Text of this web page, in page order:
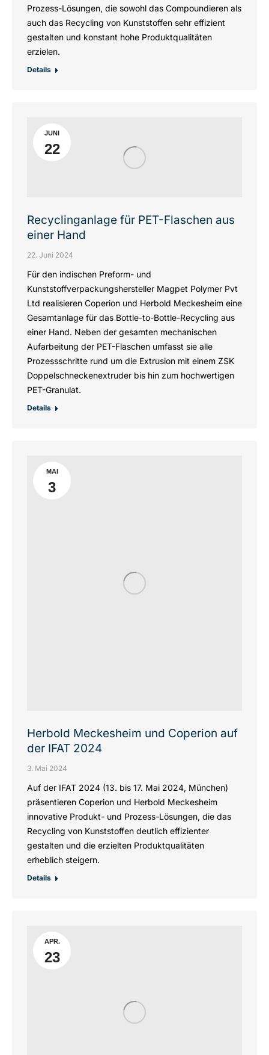
Prozess-Lösungen, die sowohl das Compoundieren als
auch das Recycling von Kunststoffen sehr effizient
gestalten und konstant hohe Produktqualitäten
erzielen.
Details
JUNI
22
Recyclinganlage für PET-Flaschen aus
einer Hand
22. Juni 2024
Für den indischen Preform- und
Kunststoffverpackungshersteller Magpet Polymer Pvt
Ltd realisieren Coperion und Herbold Meckesheim eine
Gesamtanlage für das Bottle-to-Bottle-Recycling aus
einer Hand. Neben der gesamten mechanischen
Aufarbeitung der PET-Flaschen umfasst sie alle
Prozessschritte rund um die Extrusion mit einem ZSK
Doppelschneckenextruder bis hin zum hochwertigen
PET-Granulat.
Details
MAI
3
Herbold Meckesheim und Coperion auf
der IFAT 2024
3. Mai 2024
Auf der IFAT 2024 (13. bis 17. Mai 2024, München)
präsentieren Coperion und Herbold Meckesheim
innovative Produkt- und Prozess-Lösungen, die das
Recycling von Kunststoffen deutlich effizienter
gestalten und die erzielten Produktqualitäten
erheblich steigern.
Details
APR.
23